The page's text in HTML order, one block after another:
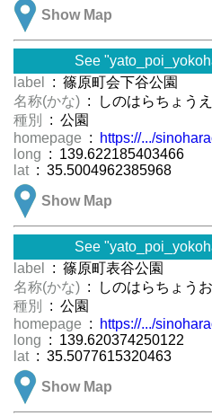
Show Map
See
label
: 篠原町会下谷公園
名称(かな) : しのはらちょう
種別
: 公園
homepage :
https://.../
long : 139.622185403466
lat : 35.5004962385968
Show Map
See
label
: 篠原町表谷公園
名称(かな) : しのはらちょう
種別
: 公園
homepage :
https://.../
long : 139.620374250122
lat : 35.5077615320463
Show Map